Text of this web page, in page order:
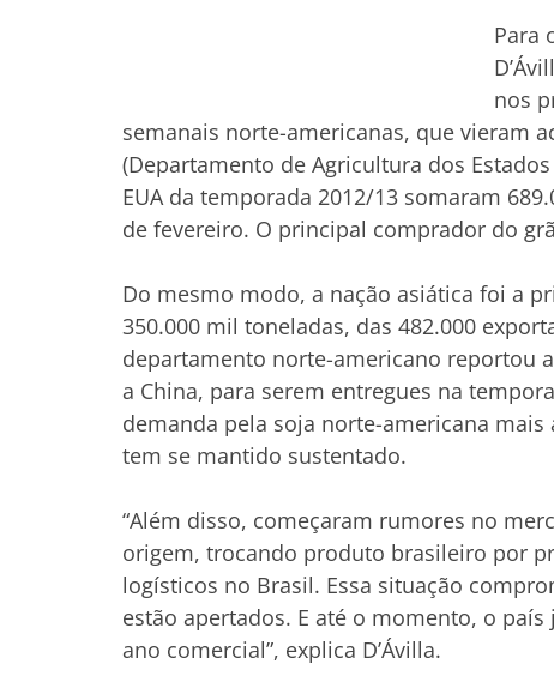
Para
nos
semanais norte-americanas, que vieram
(Departamento de Agricultura dos
EUA da temporada 2012/13 somaram
de fevereiro. O principal comprador do
Do mesmo modo, a nação asiática foi a
350.000 mil toneladas, das 482.000
departamento norte-americano reportou
a China, para serem entregues na
demanda pela soja norte-americana
tem se mantido sustentado.
“Além disso, começaram rumores no
origem, trocando produto brasileiro por
logísticos no Brasil. Essa situação
estão apertados. E até o momento, o
ano comercial”, explica D’Ávilla.